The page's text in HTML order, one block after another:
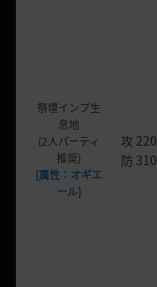
祭壇インプ生
息地
(2人パーティ
推奨)
[属性：オギエ
ール]
攻 220
防 310